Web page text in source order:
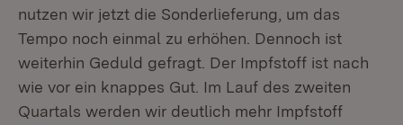
nutzen wir jetzt die Sonderlieferung, um das
Tempo noch einmal zu erhöhen. Dennoch ist
weiterhin Geduld gefragt. Der Impfstoff ist nach
wie vor ein knappes Gut. Im Lauf des zweiten
Quartals werden wir deutlich mehr Impfstoff